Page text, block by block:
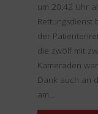
um 20:42 Uhr
Rettungsdienst
der
die zwölf mit
Kameraden
Dank auch an
am…